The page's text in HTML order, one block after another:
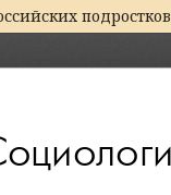
подростков